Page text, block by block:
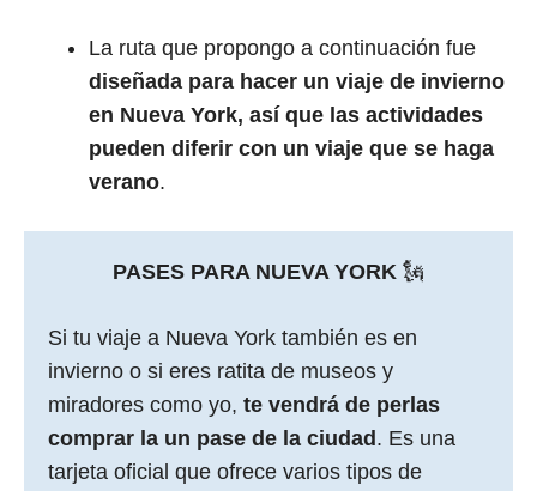
La ruta que propongo a continuación fue
diseñada para hacer un viaje de invierno
en Nueva York, así que las actividades
pueden diferir con un viaje que se haga
verano.
PASES PARA NUEVA YORK 🗽
Si tu viaje a Nueva York también es en
invierno o si eres ratita de museos y
miradores como yo, te vendrá de perlas
comprar la un pase de la ciudad. Es una
tarjeta oficial que ofrece varios tipos de